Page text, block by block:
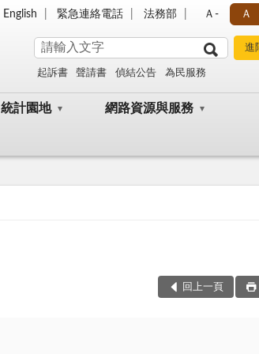
English 緊急連絡電話 法務部 Ａ- Ａ
起訴書 聲請書 偵結公告 為民服務
統計園地 網路資源與服務
回上一頁